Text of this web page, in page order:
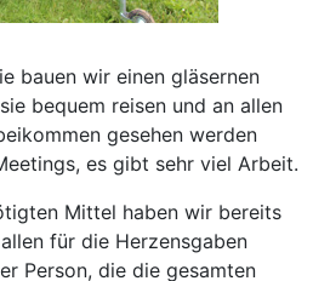
bauen wir einen gläsernen
bequem reisen und an allen
gesehen werden
es gibt sehr viel Arbeit.
Mittel haben wir bereits
für die Herzensgaben
Person, die die gesamten